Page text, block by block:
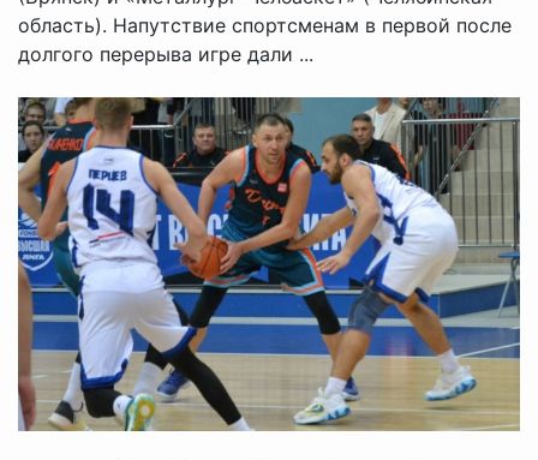
область). Напутствие спортсменам в первой после
долгого перерыва игре дали ...